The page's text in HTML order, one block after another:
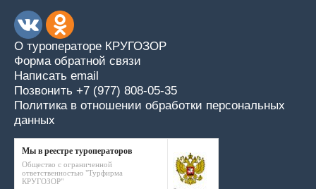
О туроператоре КРУГОЗОР
Форма обратной связи
Написать email
Позвонить +7 (977) 808-05-35
Политика в отношении обработки персональных
данных
Мы в реестре туроператоров
Общество с ограниченной
ответственностью "Турфирма
КРУГОЗОР"